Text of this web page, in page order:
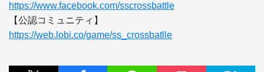
https://www.facebook.com/sscrossbattle
https://web.lobi.co/game/ss_crossbatlle